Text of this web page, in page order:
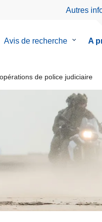
Autres
Avis de recherche
le
de
Avis
de
recherche
A
de police judiciaire